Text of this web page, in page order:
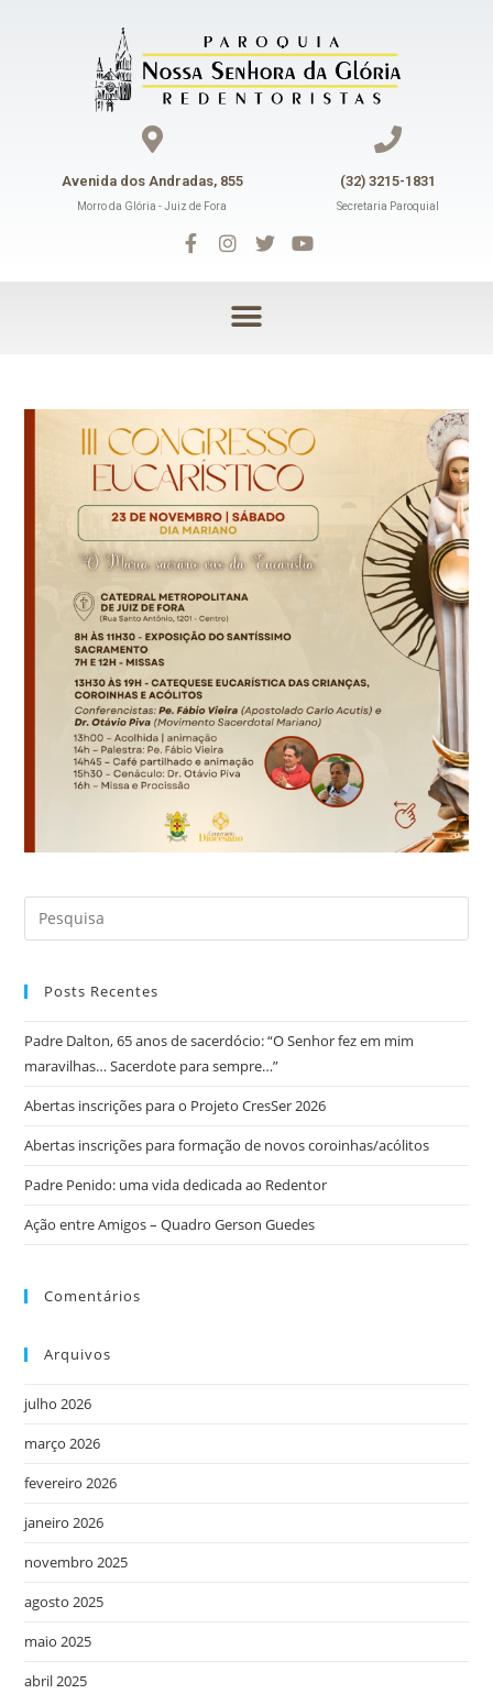
Avenida dos Andradas, 855
Morro da Glória - Juiz de Fora
(32) 3215-1831
Secretaria Paroquial
Posts Recentes
Padre Dalton, 65 anos de sacerdócio: “O Senhor fez em mim
maravilhas… Sacerdote para sempre…”
Abertas inscrições para o Projeto CresSer 2026
Abertas inscrições para formação de novos coroinhas/acólitos
Padre Penido: uma vida dedicada ao Redentor
Ação entre Amigos – Quadro Gerson Guedes
Comentários
Arquivos
julho 2026
março 2026
fevereiro 2026
janeiro 2026
novembro 2025
agosto 2025
maio 2025
abril 2025